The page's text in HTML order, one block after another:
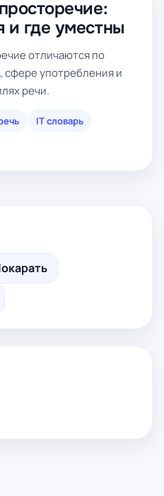
и где уместны
отличаются по
сфере употребления и
речи.
IT словарь